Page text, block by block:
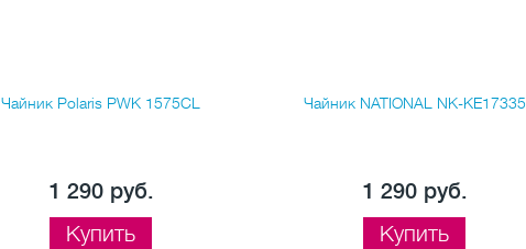
Чайник Polaris PWK 1575CL
1 290 руб.
Купить
Чайник NATIONAL NK-KE17335
1 290 руб.
Купить